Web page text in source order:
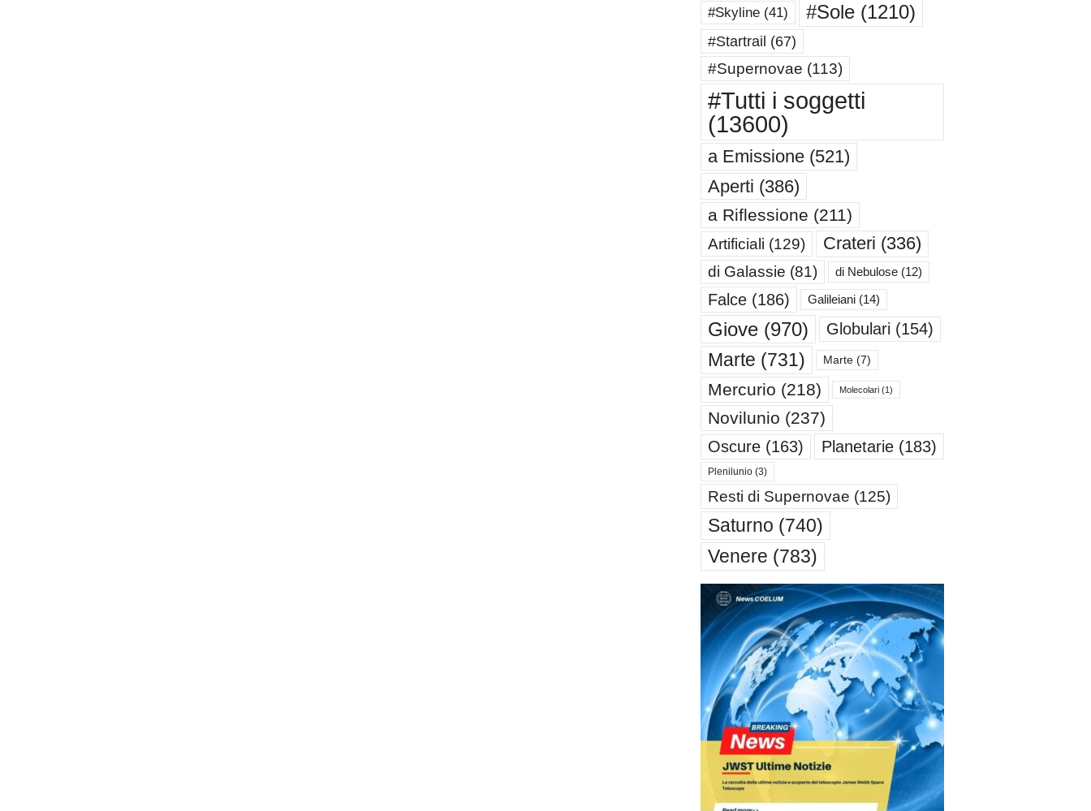
#Skyline(41) #Sole(1210)
#Startrail (67)
#Supernovae (113)
#Tutti i soggetti
(13600)
a Emissione(521)
Aperti (386)
a Riflessione (211)
Artificiali (129) Crateri (336)
di Galassie (81) di Nebulose(12)
Falce(186) Galileiani(14)
Giove(970) Globulari (154)
Marte (731) Marte(7)
Mercurio (218) Molecolari(1)
Novilunio (237)
Oscure(163) Planetarie(183)
Plenilunio(3)
Resti di Supernovae (125)
Saturno (740)
Venere (783)